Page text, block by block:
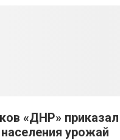
«ДНР»
урожай